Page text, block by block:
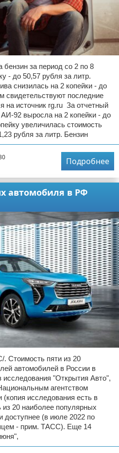
за период со 2 по 8
- до 50,57 рубля за литр.
снизилась на 2 копейки - до
свидетельствуют последние
на источник rg.ru За отчетный
92 выросла на 2 копейки - до
увеличилась стоимость
рубля за литр. Бензин
Подробнее
автомобиля в РФ
Стоимость пяти из 20
автомобилей в России в
исследования "Открытия Авто",
агентством
исследования есть в
20 наиболее популярных
доступнее (в июле 2022 по
- прим. ТАСС). Еще 14